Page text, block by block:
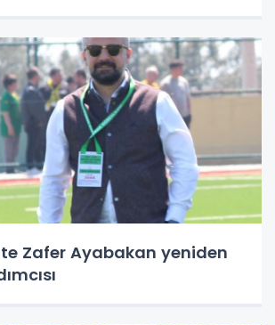
Zafer Ayabakan yeniden